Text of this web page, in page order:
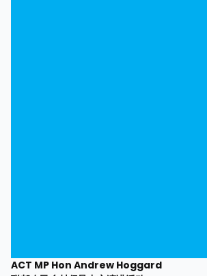
ACT MP Hon Andrew Hoggard